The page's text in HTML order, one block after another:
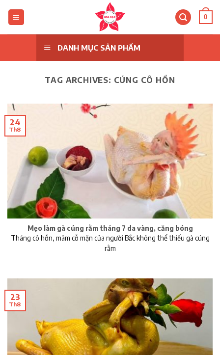
0
DANH MỤC SẢN PHẨM
TAG ARCHIVES: CÚNG CÔ HỒN
Mẹo làm gà cúng rằm tháng 7 da vàng, căng bóng
Tháng cô hồn, mâm cỗ mặn của người Bắc không thể thiếu gà cúng
rằm
24
Th8
23
Th8